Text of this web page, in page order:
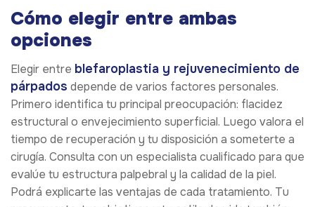
Cómo elegir entre ambas
opciones
Elegir entre blefaroplastia y rejuvenecimiento de
párpados depende de varios factores personales.
Primero identifica tu principal preocupación: flacidez
estructural o envejecimiento superficial. Luego valora el
tiempo de recuperación y tu disposición a someterte a
cirugía. Consulta con un especialista cualificado para que
evalúe tu estructura palpebral y la calidad de la piel.
Podrá explicarte las ventajas de cada tratamiento. Tu